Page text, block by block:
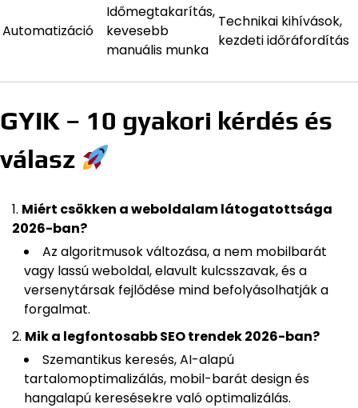
Automatizáció
Időmegtakarítás,
kevesebb
manuális munka
Technikai kihívások,
kezdeti időráfordítás
GYIK – 10 gyakori kérdés és
válasz
Miért csökken a weboldalam látogatottsága
2026-ban?
Az algoritmusok változása, a nem mobilbarát
vagy lassú weboldal, elavult kulcsszavak, és a
versenytársak fejlődése mind befolyásolhatják a
forgalmat.
Mik a legfontosabb SEO trendek 2026-ban?
Szemantikus keresés, AI-alapú
tartalomoptimalizálás, mobil-barát design és
hangalapú keresésekre való optimalizálás.